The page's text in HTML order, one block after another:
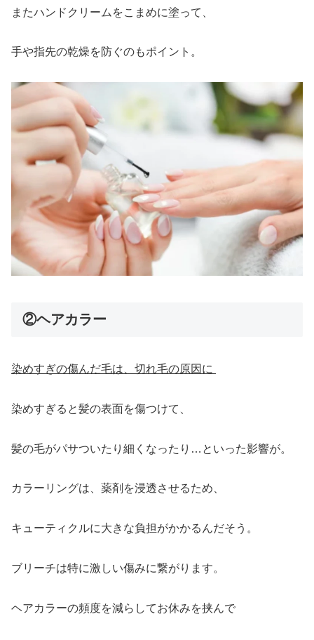
またハンドクリームをこまめに塗って、
手や指先の乾燥を防ぐのもポイント。
②ヘアカラー
染めすぎの傷んだ毛は、切れ毛の原因に
染めすぎると髪の表面を傷つけて、
髪の毛がパサついたり細くなったり…といった影響が。
カラーリングは、薬剤を浸透させるため、
キューティクルに大きな負担がかかるんだそう。
ブリーチは特に激しい傷みに繋がります。
ヘアカラーの頻度を減らしてお休みを挟んで